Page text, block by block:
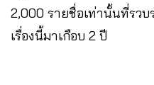
2,000 รายชื่อเท่านั้นที่รว
เรื่องนี้มาเกือบ 2 ปี